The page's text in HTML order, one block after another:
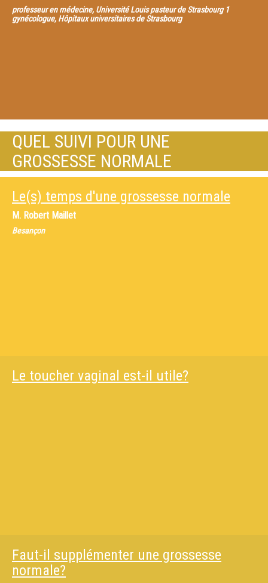
professeur en médecine, Université Louis pasteur de Strasbourg 1
gynécologue, Hôpitaux universitaires de Strasbourg
QUEL SUIVI POUR UNE
GROSSESSE NORMALE
Le(s) temps d'une grossesse normale
M. Robert Maillet
Besançon
Le toucher vaginal est-il utile?
Faut-il supplémenter une grossesse
normale?